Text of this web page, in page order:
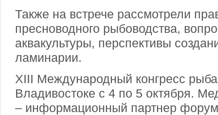
Также на встрече рассмотрели
пресноводного рыбоводства,
аквакультуры, перспективы
ламинарии.
XIII Международный конгресс
Владивостоке с 4 по 5 октября.
– информационный партнер